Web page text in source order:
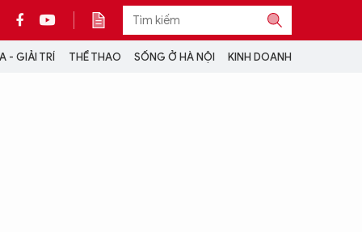
- GIẢI TRÍ THỂ THAO SỐNG Ở HÀ NỘI KINH DOANH